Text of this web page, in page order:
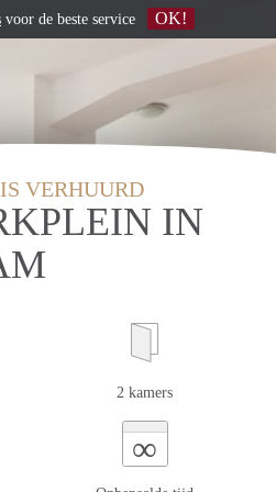
VERHUURD
IN
2 kamers
∞
voor de beste service OK!